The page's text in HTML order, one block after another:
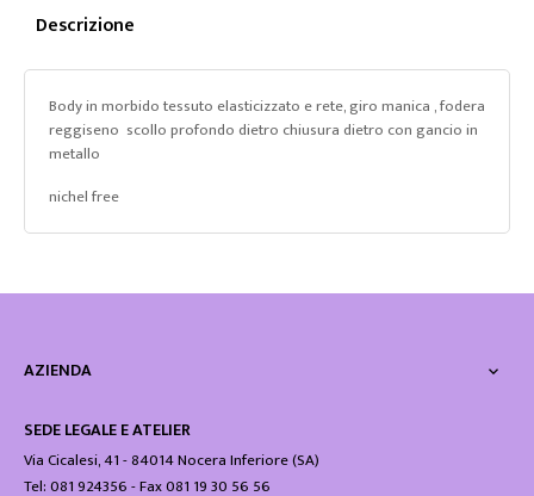
Descrizione
Body in morbido tessuto elasticizzato e rete, giro manica , fodera
reggiseno scollo profondo dietro chiusura dietro con gancio in
metallo
nichel free
AZIENDA 
SEDE LEGALE E ATELIER
Via Cicalesi, 41 - 84014 Nocera Inferiore (SA)
Tel: 081 924356 - Fax 081 19 30 56 56